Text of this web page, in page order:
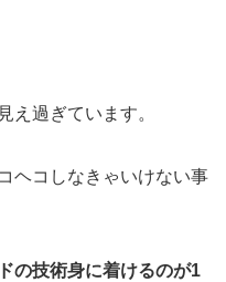
え過ぎています。
ヘコしなきゃいけない事
の技術身に着けるのが1